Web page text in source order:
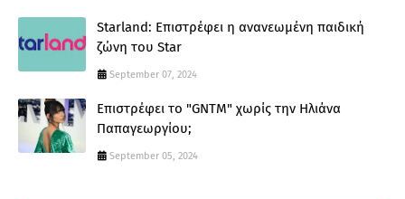
Starland: Επιστρέφει η ανανεωμένη παιδική
ζώνη του Star
September 07, 2024
Επιστρέφει το "GNTM" χωρίς την Ηλιάνα
Παπαγεωργίου;
September 05, 2024